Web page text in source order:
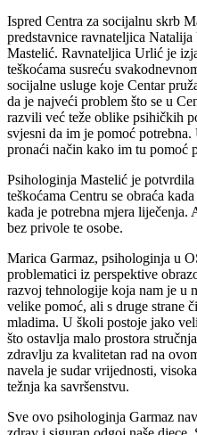
Ispred Centra za socijalnu skrb
predstavnice ravnateljica
Mastelić. Ravnateljica Urlić je
teškoćama susreću
socijalne usluge koje Centar
da je najveći problem što se u
razvili već teže oblike psihičkih
svjesni da im je pomoć
pronaći način kako im tu pomoć
Psihologinja Mastelić je
teškoćama Centru se obraća
kada je potrebna mjera liječenja.
bez privole te osobe.
Marica Garmaz, psihologinja u
problematici iz perspektive
razvoj tehnologije koja nam je u
velike pomoć, ali s druge strane
mladima. U školi postoje jako
što ostavlja malo prostora
zdravlju za kvalitetan rad na
navela je sudar vrijednosti,
težnja ka savršenstvu.
Sve ovo psihologinja Garmaz